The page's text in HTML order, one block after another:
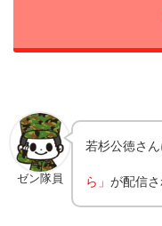
ゼン隊員
若杉公徳さ
ら」が配信